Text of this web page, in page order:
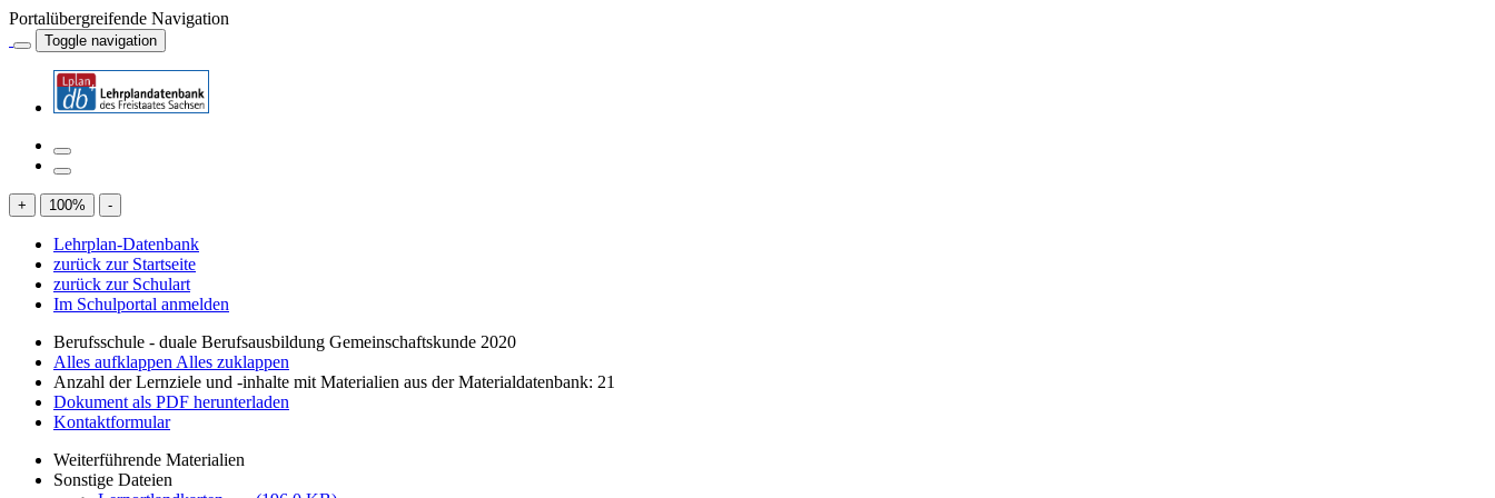
Portalübergreifende Navigation
Toggle navigation
+ 100% -
Lehrplan-Datenbank
zurück zur Startseite
zurück zur Schulart
Im Schulportal anmelden
Berufsschule - duale Berufsausbildung Gemeinschaftskunde 2020
Alles aufklappen Alles zuklappen
Anzahl der Lernziele und -inhalte mit Materialien aus der Materialdatenbank: 21
Dokument als PDF herunterladen
Kontaktformular
Weiterführende Materialien
Sonstige Dateien